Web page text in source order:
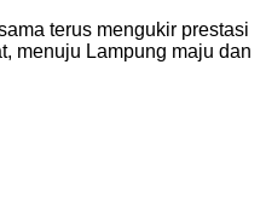
terus mengukir prestasi
menuju Lampung maju dan